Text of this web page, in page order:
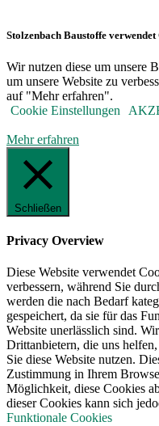
Stolzenbach Baustoffe verwendet
Wir nutzen diese um unsere
um unsere Website zu
auf "Mehr erfahren".
Cookie Einstellungen
Mehr erfahren
Schließen
Privacy Overview
Diese Website verwendet
verbessern, während Sie
werden die nach Bedarf
gespeichert, da sie für das
Website unerlässlich sind.
Drittanbietern, die uns
Sie diese Website nutzen.
Zustimmung in Ihrem
Möglichkeit, diese Cookies
dieser Cookies kann sich
Funktionale Cookies